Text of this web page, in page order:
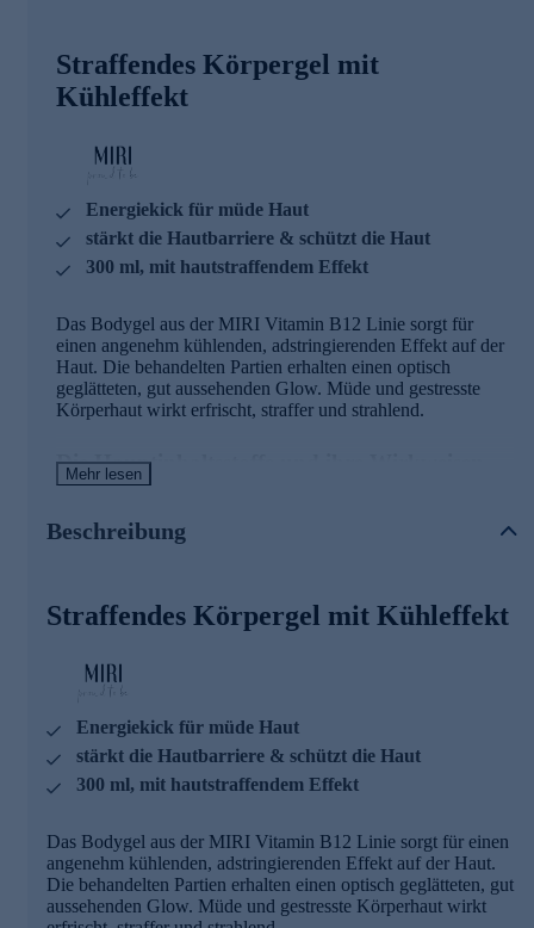
Straffendes Körpergel mit
Kühleffekt
Energiekick für müde Haut
stärkt die Hautbarriere & schützt die Haut
300 ml, mit hautstraffendem Effekt
Das Bodygel aus der MIRI Vitamin B12 Linie sorgt für
einen angenehm kühlenden, adstringierenden Effekt auf der
Haut. Die behandelten Partien erhalten einen optisch
geglätteten, gut aussehenden Glow. Müde und gestresste
Körperhaut wirkt erfrischt, straffer und strahlend.
Die Hauptinhaltsstoffe und ihre Wirkweisen
Verleiht einen angenehmen und langanhaltenden
GLYCERIN
Wirkt feuchtigkeitsspendend
Ist ein Polysaccharid und natürlicher Bestandteil u. a. der
Ihre effektivere feuchtigkeitsbindende Wirkung ergibt
mehreren Stunden abgibt und auf diese Weise über einen
langen Zeitraum wirkt
Sorgt für einen optisch hautstraffenden und glättenden
Effekt
Mehr lesen
Beschreibung
Straffendes Körpergel mit Kühleffekt
Energiekick für müde Haut
stärkt die Hautbarriere & schützt die Haut
300 ml, mit hautstraffendem Effekt
Das Bodygel aus der MIRI Vitamin B12 Linie sorgt für einen
angenehm kühlenden, adstringierenden Effekt auf der Haut.
Die behandelten Partien erhalten einen optisch geglätteten, gut
aussehenden Glow. Müde und gestresste Körperhaut wirkt